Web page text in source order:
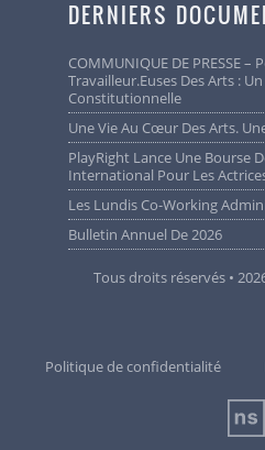
DERNIERS
COMMUNIQUE DE PRESSE – Pension Des
Travailleur.euses Des Arts :
Constitutionnelle
Une Vie Au Cœur Des Arts.
PlayRight Lance Une Bourse De Développement
International Pour Les
Les Lundis Co-Working
Bulletin Annuel De 2026
Tous droits réservés •
Politique de confidentialité